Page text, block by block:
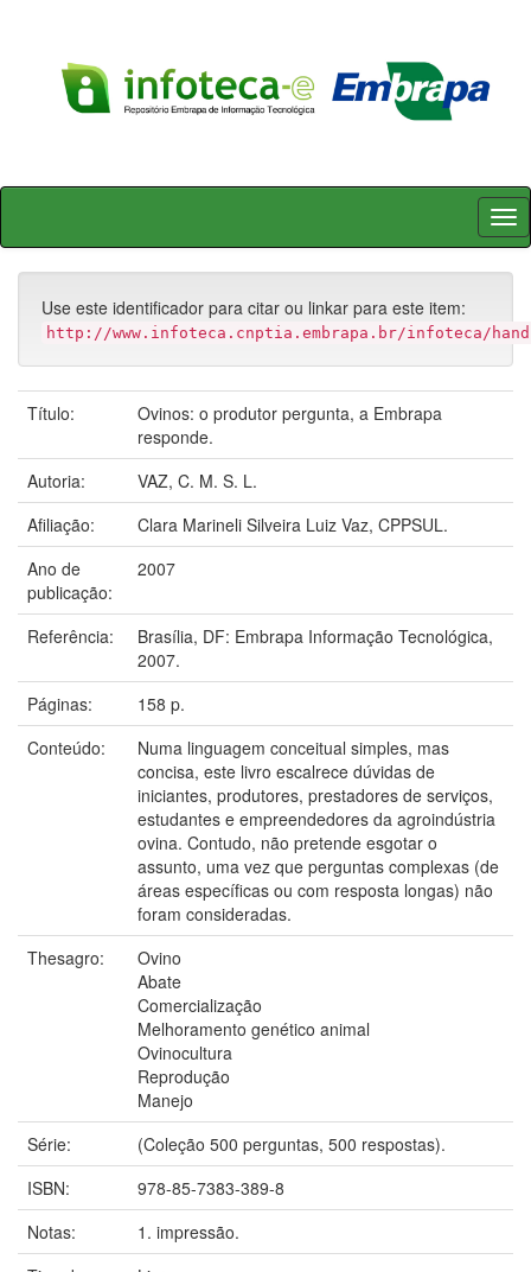
Skip
Use este identificador para citar ou linkar para este item:
http://www.infoteca.cnptia.embrapa.br/infoteca/
Título:
Ovinos: o produtor pergunta, a Embrapa
responde.
Autoria:
VAZ, C. M. S. L.
Afiliação:
Clara Marineli Silveira Luiz Vaz, CPPSUL.
Ano de
publicação:
2007
Referência:
Brasília, DF: Embrapa Informação Tecnológica,
2007.
Páginas:
158 p.
Conteúdo:
Numa linguagem conceitual simples, mas
concisa, este livro escalrece dúvidas de
iniciantes, produtores, prestadores de serviços,
estudantes e empreendedores da agroindústria
ovina. Contudo, não pretende esgotar o
assunto, uma vez que perguntas complexas (de
áreas específicas ou com resposta longas) não
foram consideradas.
Thesagro:
Ovino
Abate
Comercialização
Melhoramento genético animal
Ovinocultura
Reprodução
Manejo
Série:
(Coleção 500 perguntas, 500 respostas).
ISBN:
978-85-7383-389-8
Notas:
1. impressão.